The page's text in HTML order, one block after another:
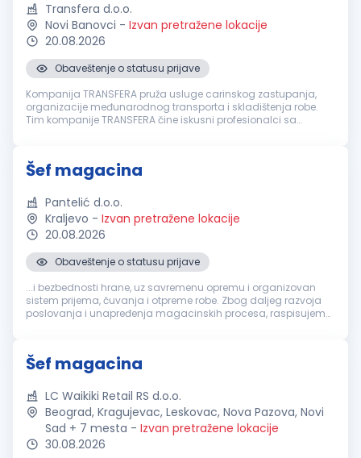
Transfera d.o.o.
Novi Banovci - Izvan pretražene lokacije
20.08.2026
Obaveštenje o statusu prijave
Kompanija TRANSFERA pruža usluge carinskog zastupanja,
organizacije međunarodnog transporta i skladištenja robe.
Tim kompanije TRANSFERA čine iskusni profesionalci sa
Šef magacina
Pantelić d.o.o.
Kraljevo - Izvan pretražene lokacije
20.08.2026
Obaveštenje o statusu prijave
...i bezbednosti hrane, uz savremenu opremu i organizovan
sistem prijema, čuvanja i otpreme robe. Zbog daljeg razvoja
poslovanja i unapređenja magacinskih procesa, raspisujemo
Šef magacina
LC Waikiki Retail RS d.o.o.
Beograd, Kragujevac, Leskovac, Nova Pazova, Novi
Sad + 7 mesta - Izvan pretražene lokacije
30.08.2026